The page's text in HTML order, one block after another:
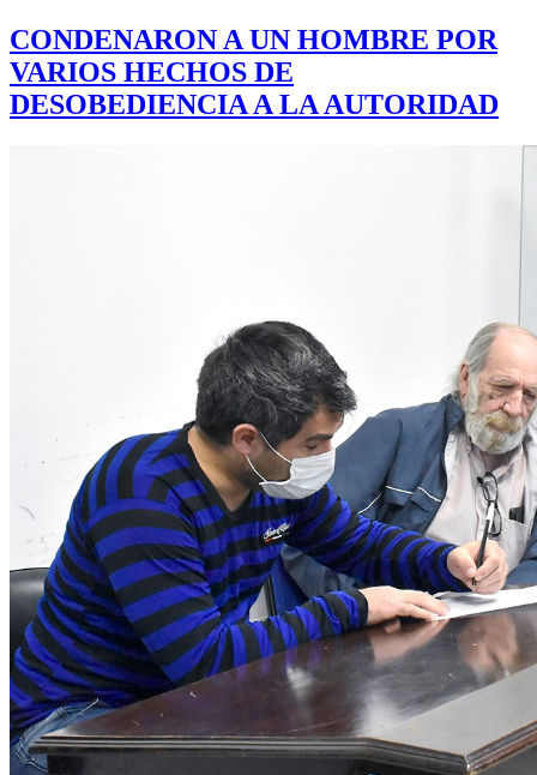
CONDENARON A UN HOMBRE POR
VARIOS HECHOS DE
DESOBEDIENCIA A LA AUTORIDAD